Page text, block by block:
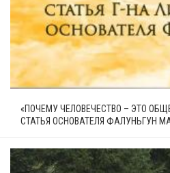
«ПОЧЕМУ ЧЕЛОВЕЧЕСТВО – ЭТО
СТАТЬЯ ОСНОВАТЕЛЯ ФАЛУНЬГУН